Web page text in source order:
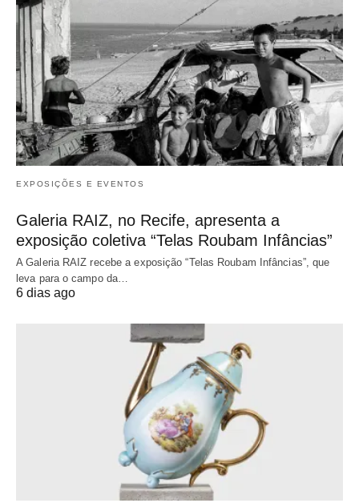
EXPOSIÇÕES E EVENTOS
Galeria RAIZ, no Recife, apresenta a
exposição coletiva “Telas Roubam Infâncias”
A Galeria RAIZ recebe a exposição “Telas Roubam Infâncias”, que
leva para o campo da…
6 dias ago